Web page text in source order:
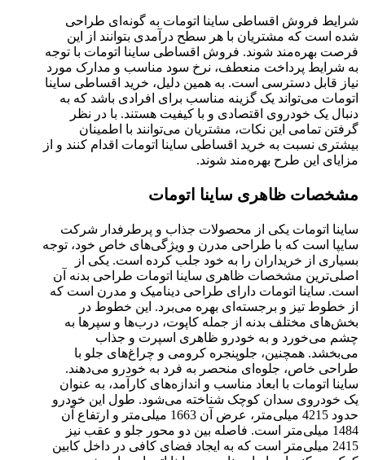
شرایط فروش اقساطی ساینا اتومات به گونه‌ای طراحی
شده است که مشتریان با هر سطح درآمدی بتوانند از این
فرصت بهره‌مند شوند. فروش اقساطی ساینا اتومات با توجه
به شرایط پرداخت منعطف، نرخ سود مناسب و مدارک مورد
نیاز قابل دسترسی است. به همین دلیل، خرید اقساطی ساینا
اتومات می‌تواند یک گزینه مناسب برای افرادی باشد که به
دنبال یک خودروی اقتصادی و با کیفیت هستند. با در نظر
گرفتن تمامی این نکات، مشتریان می‌توانند با اطمینان
بیشتری نسبت به خرید اقساطی ساینا اتومات اقدام کنند و از
مزایای این طرح بهره‌مند شوند.
مشخصات ظاهری ساینا اتومات
ساینا اتومات یکی از محصولات جذاب و پرطرفدار شرکت
سایپا است که با طراحی مدرن و ویژگی‌های خاص خود، توجه
بسیاری از خریداران را به خود جلب کرده است. یکی از
اصلی‌ترین مشخصات ظاهری ساینا اتومات طراحی بدنه آن
است. ساینا اتومات دارای طراحی دینامیک و مدرن است که
از خطوط تیز و برجسته‌ای بهره می‌برد. این خطوط در
بخش‌های مختلف بدنه از جمله کاپوت، درب‌ها و سپرها به
چشم می‌خورد و به خودرو ظاهری اسپرت و جذاب
می‌بخشد. همچنین، جلوپنجره کرومی و چراغ‌های جلو با
طراحی خاص، جلوه‌ای منحصر به فرد به خودرو می‌دهند.
ساینا اتومات با ابعاد مناسب و اندازه‌های کارآمد، به عنوان
یک خودروی سدان کوچک شناخته می‌شود. طول این خودرو
حدود 4215 میلی‌متر، عرض آن 1663 میلی‌متر و ارتفاع آن
1484 میلی‌متر است. فاصله بین دو محور جلو و عقب نیز
2415 میلی‌متر است که به ایجاد فضای کافی در داخل کابین